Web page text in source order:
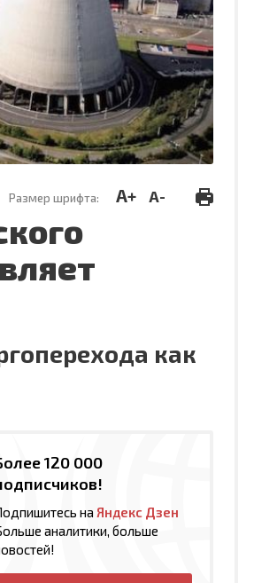
Размер шрифта: A+ A-
как
120 000
на Яндекс Дзен
аналитики, больше